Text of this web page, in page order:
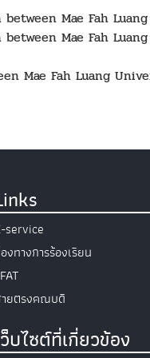
Mae Fah
Mae Fah
Mae Fah Luang
service
งทางการร้องเรียน
ยตรงคณบดี
บไซต์ที่เกี่ยวข้อง